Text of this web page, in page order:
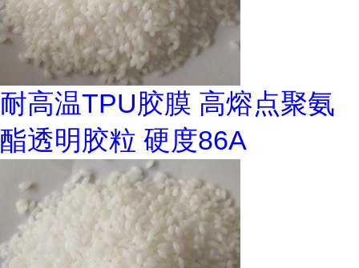
耐高温TPU胶膜 高熔点聚氨
酯透明胶粒 硬度86A